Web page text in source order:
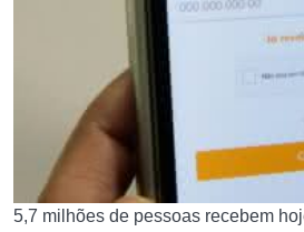
5,7 milhões de pessoas recebem